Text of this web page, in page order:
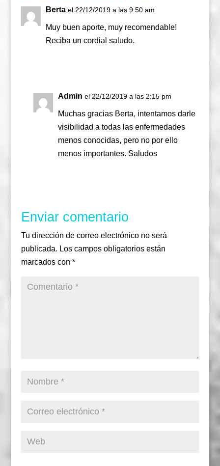
Berta el 22/12/2019 a las 9:50 am
Muy buen aporte, muy recomendable!
Reciba un cordial saludo.
Admin el 22/12/2019 a las 2:15 pm
Muchas gracias Berta, intentamos darle
visibilidad a todas las enfermedades
menos conocidas, pero no por ello
menos importantes. Saludos
Enviar comentario
Tu dirección de correo electrónico no será
publicada. Los campos obligatorios están
marcados con *